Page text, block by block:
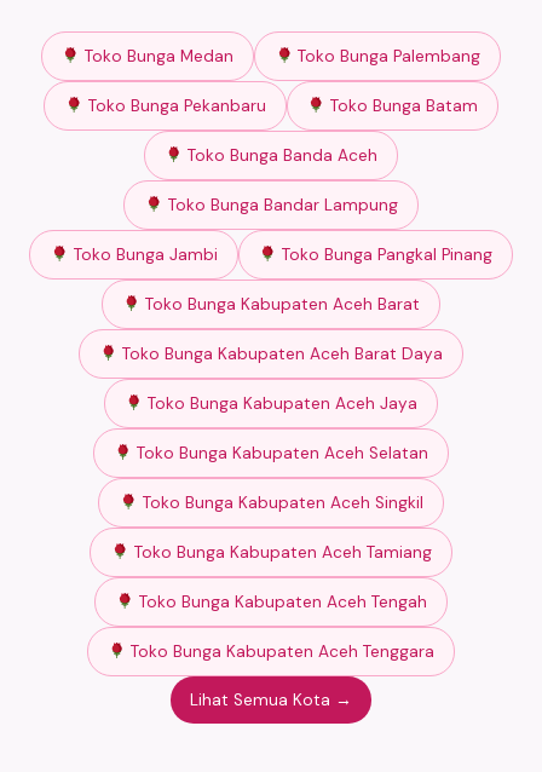
Toko Bunga Medan Toko Bunga Palembang
Toko Bunga Pekanbaru Toko Bunga Batam
Toko Bunga Banda Aceh
Toko Bunga Bandar Lampung
Toko Bunga Jambi Toko Bunga Pangkal Pinang
Toko Bunga Kabupaten Aceh Barat
Toko Bunga Kabupaten Aceh Barat Daya
Toko Bunga Kabupaten Aceh Jaya
Toko Bunga Kabupaten Aceh Selatan
Toko Bunga Kabupaten Aceh Singkil
Toko Bunga Kabupaten Aceh Tamiang
Toko Bunga Kabupaten Aceh Tengah
Toko Bunga Kabupaten Aceh Tenggara
Lihat Semua Kota →